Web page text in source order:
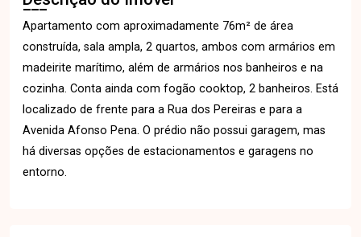
Apartamento com aproximadamente 76m² de área
construída, sala ampla, 2 quartos, ambos com armários em
madeirite marítimo, além de armários nos banheiros e na
cozinha. Conta ainda com fogão cooktop, 2 banheiros. Está
localizado de frente para a Rua dos Pereiras e para a
Avenida Afonso Pena. O prédio não possui garagem, mas
há diversas opções de estacionamentos e garagens no
entorno.